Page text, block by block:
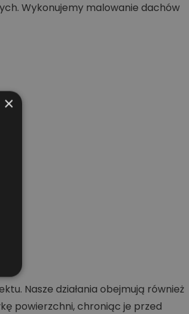
Wykonujemy malowanie dachów
Nasze działania obejmują również
powierzchni, chroniąc je przed
×